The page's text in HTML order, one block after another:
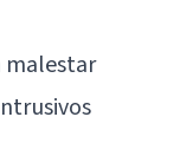
malestar